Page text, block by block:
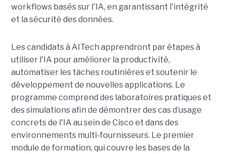
workflows basés sur l'IA, en garantissant l'intégrité
et la sécurité des données.
Les candidats à AITech apprendront par étapes à
utiliser l'IA pour améliorer la productivité,
automatiser les tâches routinières et soutenir le
développement de nouvelles applications. Le
programme comprend des laboratoires pratiques et
des simulations afin de démontrer des cas d’usage
concrets de l'IA au sein de Cisco et dans des
environnements multi-fournisseurs. Le premier
module de formation, qui couvre les bases de la